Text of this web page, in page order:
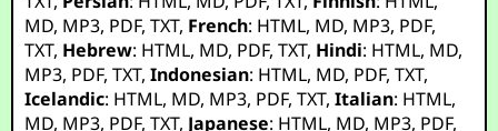
MD, MP3, PDF,TXT, French: HTML, MD, MP3, PDF,
TXT, Hebrew: HTML, MD, PDF,TXT, Hindi: HTML, MD,
MP3, PDF,TXT,Indonesian: HTML, MD, PDF,TXT,
Icelandic: HTML, MD, MP3, PDF,TXT,Italian: HTML,
MD, MP3, PDF,TXT, Japanese: HTML, MD, MP3, PDF,